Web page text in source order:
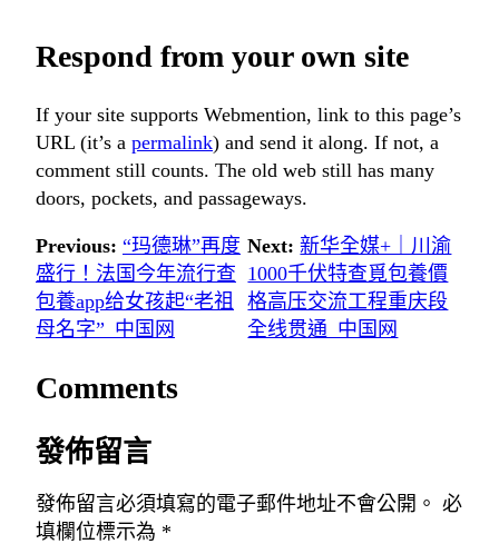
Respond from your own site
If your site supports Webmention, link to this page’s
URL (it’s a permalink) and send it along. If not, a
comment still counts. The old web still has many
doors, pockets, and passageways.
Previous: “玛德琳”再度
盛行！法国今年流行查
包養app给女孩起“老祖
母名字”_中国网
Next: 新华全媒+｜川渝
1000千伏特查覓包養價
格高压交流工程重庆段
全线贯通_中国网
Comments
發佈留言
發佈留言必須填寫的電子郵件地址不會公開。 必
填欄位標示為 *